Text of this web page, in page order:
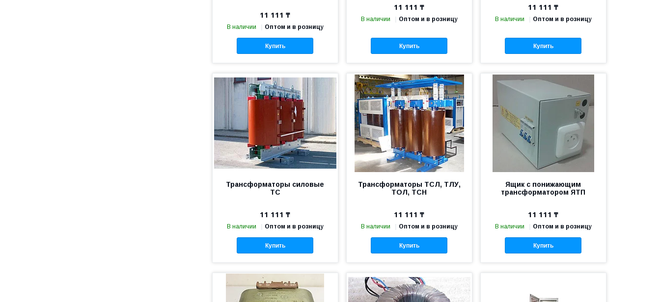
11 111 ₸
В наличии Оптом и в розницу
Купить
11 111 ₸
В наличии Оптом и в розницу
Купить
11 111 ₸
В наличии Оптом и в розницу
Купить
Трансформаторы силовые
ТС
11 111 ₸
В наличии Оптом и в розницу
Купить
Трансформаторы ТСЛ, ТЛУ,
ТОЛ, ТСН
11 111 ₸
В наличии Оптом и в розницу
Купить
Ящик с понижающим
трансформатором ЯТП
11 111 ₸
В наличии Оптом и в розницу
Купить